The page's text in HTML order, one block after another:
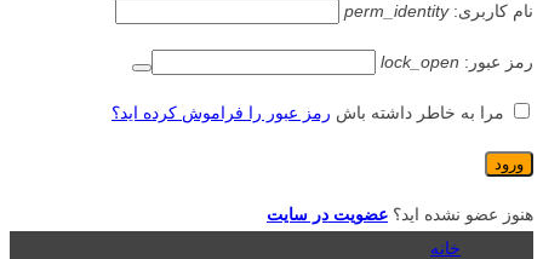
نام کاربری:perm_identity
رمز عبور: lock_open
مرا به خاطر داشته باش رمز عبور را فراموش کرده اید؟
هنوز عضو نشده اید؟ عضویت در سایت
خانه